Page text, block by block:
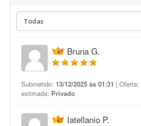
Bruna G.
Submetido: 13/12/2025 às 01:31 | Oferta:
estimada: Privado
Iatellanio P.